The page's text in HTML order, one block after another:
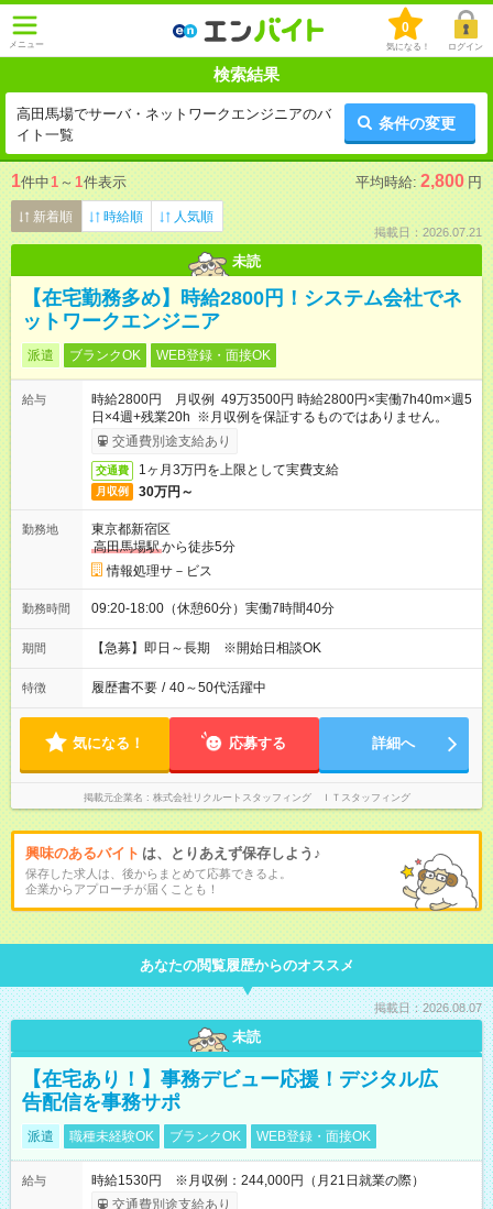
メニュー
0
気になる！ ログイン
検索結果
高田馬場でサーバ・ネットワークエンジニアのバ
イト一覧
条件の変更
1件中1 ～ 1件表示 平均時給: 2,800 円
新着順 時給順 人気順
掲載日：2026.07.21
未読
【在宅勤務多め】時給2800円！システム会社でネ
ットワークエンジニア
派遣 ブランクOK WEB登録・面接OK
給与
時給2800円 月収例 49万3500円 時給2800円×実働7h40m×週5
日×4週+残業20h ※月収例を保証するものではありません。
交通費別途支給あり
交通費 1ヶ月3万円を上限として実費支給
月収例 30万円～
勤務地
東京都新宿区
高田馬場駅から徒歩5分
情報処理サ－ビス
勤務時間 09:20-18:00（休憩60分）実働7時間40分
期間 【急募】即日～長期 ※開始日相談OK
特徴 履歴書不要 / 40～50代活躍中
気になる！ 応募する 詳細へ
掲載元企業名 株式会社リクルートスタッフィング ＩＴスタッフィング
興味のあるバイト は、とりあえず保存しよう♪
保存した求人は、後からまとめて応募できるよ。
企業からアプローチが届くことも！
あなたの閲覧履歴からのオススメ
掲載日：2026.08.07
未読
【在宅あり！】事務デビュー応援！デジタル広
告配信を事務サポ
派遣 職種未経験OK ブランクOK WEB登録・面接OK
給与
時給1530円 ※月収例：244,000円（月21日就業の際）
交通費別途支給あり